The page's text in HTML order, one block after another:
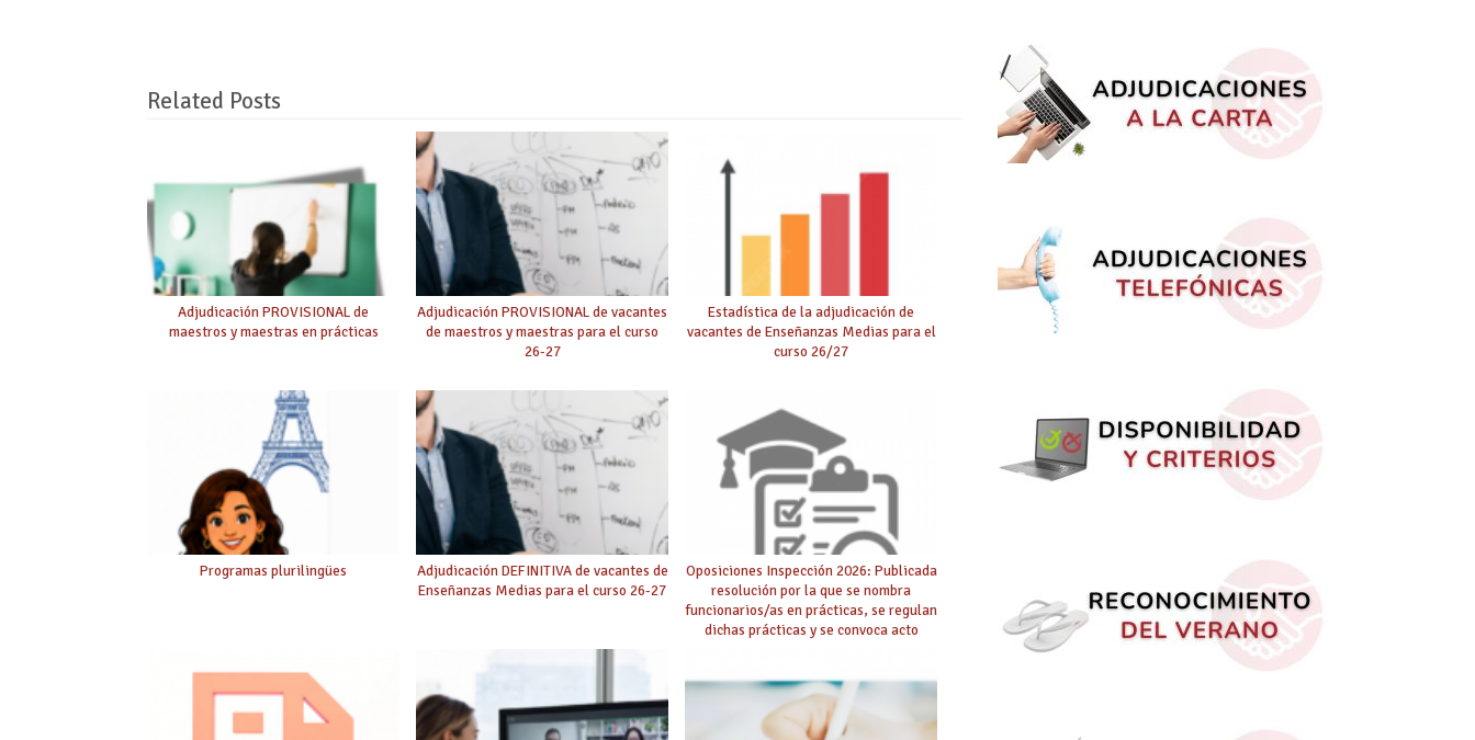
Related Posts
Adjudicación PROVISIONAL de
maestros y maestras en prácticas
Adjudicación PROVISIONAL de vacantes
de maestros y maestras para el curso
26-27
Estadística de la adjudicación de
vacantes de Enseñanzas Medias para el
curso 26/27
Programas plurilingües
Adjudicación DEFINITIVA de vacantes de
Enseñanzas Medias para el curso 26-27
Oposiciones Inspección 2026: Publicada
resolución por la que se nombra
funcionarios/as en prácticas, se regulan
dichas prácticas y se convoca acto